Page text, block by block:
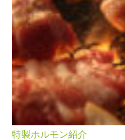
特製ホルモン紹介